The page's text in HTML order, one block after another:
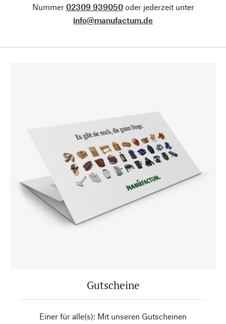
Nummer 02309 939050oder jederzeit unter
info@manufactum.de
Gutscheine
Einer für alle(s): Mit unseren Gutscheinen